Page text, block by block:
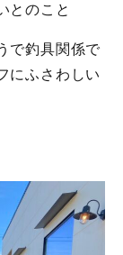
とのこと
で釣具関係で
にふさわしい